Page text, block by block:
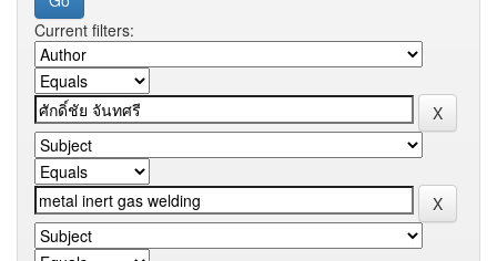
Current filters: